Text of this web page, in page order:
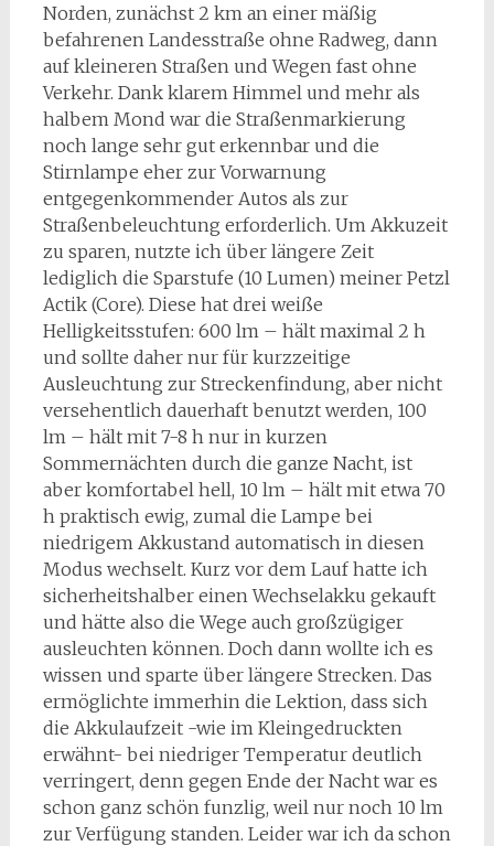
Norden, zunächst 2 km an einer mäßig
befahrenen Landesstraße ohne Radweg, dann
auf kleineren Straßen und Wegen fast ohne
Verkehr. Dank klarem Himmel und mehr als
halbem Mond war die Straßenmarkierung
noch lange sehr gut erkennbar und die
Stirnlampe eher zur Vorwarnung
entgegenkommender Autos als zur
Straßenbeleuchtung erforderlich. Um Akkuzeit
zu sparen, nutzte ich über längere Zeit
lediglich die Sparstufe (10 Lumen) meiner Petzl
Actik (Core). Diese hat drei weiße
Helligkeitsstufen: 600 lm – hält maximal 2 h
und sollte daher nur für kurzzeitige
Ausleuchtung zur Streckenfindung, aber nicht
versehentlich dauerhaft benutzt werden, 100
lm – hält mit 7-8 h nur in kurzen
Sommernächten durch die ganze Nacht, ist
aber komfortabel hell, 10 lm – hält mit etwa 70
h praktisch ewig, zumal die Lampe bei
niedrigem Akkustand automatisch in diesen
Modus wechselt. Kurz vor dem Lauf hatte ich
sicherheitshalber einen Wechselakku gekauft
und hätte also die Wege auch großzügiger
ausleuchten können. Doch dann wollte ich es
wissen und sparte über längere Strecken. Das
ermöglichte immerhin die Lektion, dass sich
die Akkulaufzeit -wie im Kleingedruckten
erwähnt- bei niedriger Temperatur deutlich
verringert, denn gegen Ende der Nacht war es
schon ganz schön funzlig, weil nur noch 10 lm
zur Verfügung standen. Leider war ich da schon